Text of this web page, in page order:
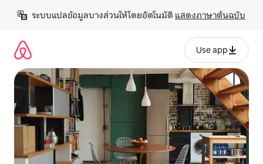
เนื้อหา
ระบบแปลข้อมูลบางส่วนให้โดยอัตโนมัติ แสดงภาษาต้นฉบับ
Use app